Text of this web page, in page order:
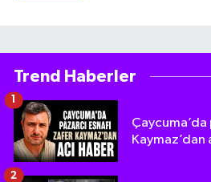
Trend Haberler
Çaycuma’da
Kaymaz’dan
2